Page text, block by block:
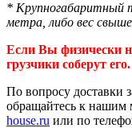
* Крупногабаритный
метра, либо вес свыше
Если Вы физически
грузчики соберут его.
По вопросу доставки
обращайтесь к нашим
house.ru или по